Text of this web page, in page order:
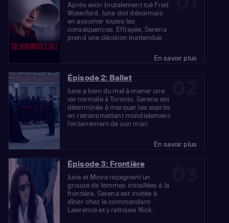
Après avoir brutalement tué Fred
Waterford, June doit désormais
en assumer toutes les
conséquences. Effrayée, Serena
prend une décision inattendue.
En savoir plus
Épisode 2: Ballet
June a bien du mal à mener une
vie normale à Toronto. Serena est
déterminée à marquer les esprits
en retransmettant mondialement
l'enterrement de son mari.
En savoir plus
Épisode 3: Frontière
June et Moira rejoignent un
groupe de femmes installées à la
frontière. Serena est invitée à
dîner chez le commandant
Lawrence et y retrouve Nick.